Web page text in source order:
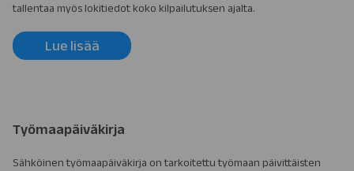
tallentaa myös lokitiedot koko kilpailutuksen ajalta.
Lue lisää
Työmaapäiväkirja
Sähköinen työmaapäiväkirja on tarkoitettu työmaan päivittäisten